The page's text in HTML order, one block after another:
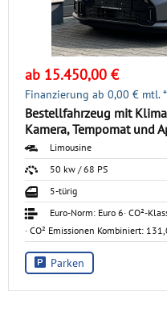
ab 15.450,00 €
Finanzierung ab 0,00 € mtl.
Bestellfahrzeug mit
Kamera, Tempomat und
Limousine
50 kw / 68 PS
5-türig
Euro-Norm: Euro 6· CO²-
· CO² Emissionen Kombiniert:
Parken